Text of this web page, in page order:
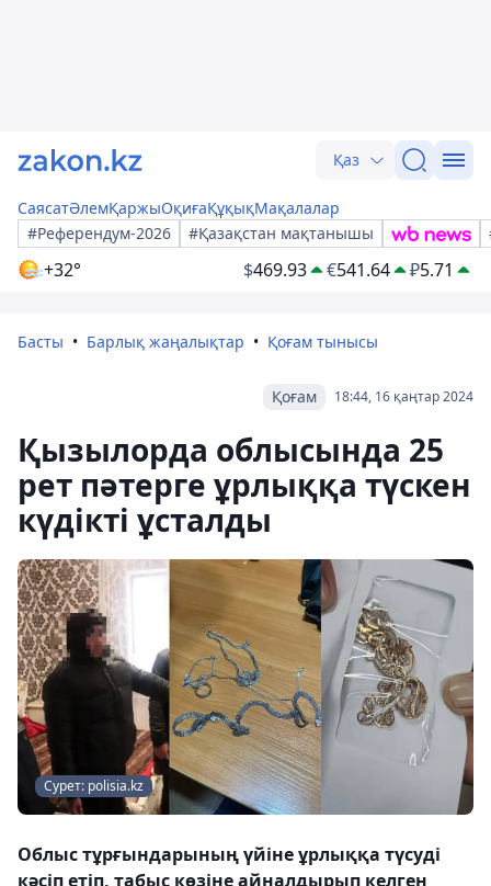
Қаз
СаясатӘлемҚаржыОқиғаҚұқықМақалалар
#Референдум-2026
#Қазақстан мақтанышы
+32° $469.93 €541.64 ₽5.71
Басты Барлық жаңалықтар Қоғам тынысы
18:44, 16 қаңтар 2024
Қоғам
Қызылорда облысында 25
рет пәтерге ұрлыққа түскен
күдікті ұсталды
Сурет: polisia.kz
Облыс тұрғындарының үйіне ұрлыққа түсуді
кәсіп етіп, табыс көзіне айналдырып келген